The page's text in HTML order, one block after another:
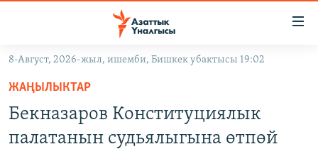
Навигацияга
өтүңүз
Издөөгө
салыңызКЫРГЫЗСТАН
8-Август, 2026-жыл, ишемби, Бишкек убактысы 19:02
ЖАҢЫЛЫКТАР
Бекназаров Конституциялык
палатанын судьялыгына өтпөй